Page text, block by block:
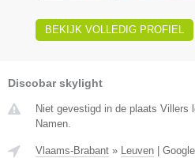
BEKIJK VOLLEDIG PROFIEL
Discobar skylight
Niet gevestigd in de plaats Villers
Namen.
Vlaams-Brabant » Leuven